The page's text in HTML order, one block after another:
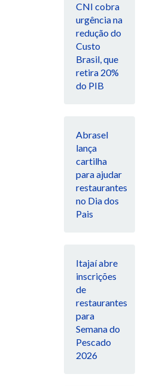
CNI cobra
urgência na
redução do
Custo
Brasil, que
retira 20%
do PIB
Abrasel
lança
cartilha
para ajudar
restaurantes
no Dia dos
Pais
Itajaí abre
inscrições
de
restaurantes
para
Semana do
Pescado
2026